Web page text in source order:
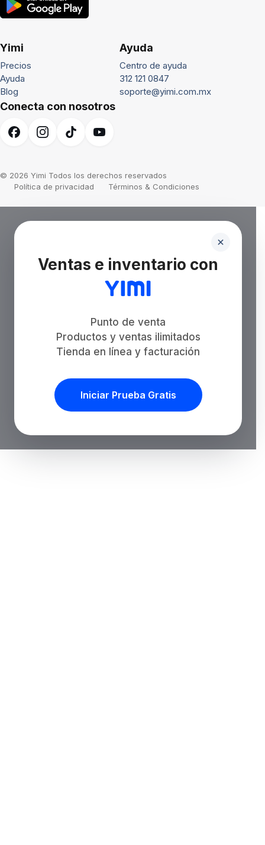
Yimi
Precios
Ayuda
Blog
Ayuda
Centro de ayuda
312 121 0847
soporte@yimi.com.mx
Conecta con nosotros
© 2026 Yimi Todos los derechos reservados
Política de privacidad
Términos & Condiciones
Ventas e inventario con
Punto de venta
Productos y ventas ilimitados
Tienda en línea y facturación
Iniciar Prueba Gratis